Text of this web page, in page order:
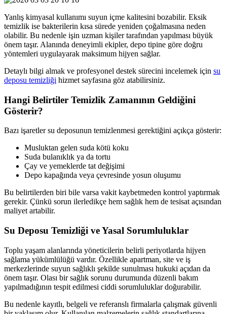
Yanlış kimyasal kullanımı suyun içme kalitesini bozabilir. Eksik
temizlik ise bakterilerin kısa sürede yeniden çoğalmasına neden
olabilir. Bu nedenle işin uzman kişiler tarafından yapılması büyük
önem taşır. Alanında deneyimli ekipler, depo tipine göre doğru
yöntemleri uygulayarak maksimum hijyen sağlar.
Detaylı bilgi almak ve profesyonel destek sürecini incelemek için su
deposu temizliği hizmet sayfasına göz atabilirsiniz.
Hangi Belirtiler Temizlik Zamanının Geldiğini
Gösterir?
Bazı işaretler su deposunun temizlenmesi gerektiğini açıkça gösterir:
Musluktan gelen suda kötü koku
Suda bulanıklık ya da tortu
Çay ve yemeklerde tat değişimi
Depo kapağında veya çevresinde yosun oluşumu
Bu belirtilerden biri bile varsa vakit kaybetmeden kontrol yaptırmak
gerekir. Çünkü sorun ilerledikçe hem sağlık hem de tesisat açısından
maliyet artabilir.
Su Deposu Temizliği ve Yasal Sorumluluklar
Toplu yaşam alanlarında yöneticilerin belirli periyotlarda hijyen
sağlama yükümlülüğü vardır. Özellikle apartman, site ve iş
merkezlerinde suyun sağlıklı şekilde sunulması hukuki açıdan da
önem taşır. Olası bir sağlık sorunu durumunda düzenli bakım
yapılmadığının tespit edilmesi ciddi sorumluluklar doğurabilir.
Bu nedenle kayıtlı, belgeli ve referanslı firmalarla çalışmak güvenli